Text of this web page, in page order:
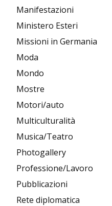
Manifestazioni
Ministero Esteri
Missioni in Germania
Moda
Mondo
Mostre
Motori/auto
Multiculturalità
Musica/Teatro
Photogallery
Professione/Lavoro
Pubblicazioni
Rete diplomatica